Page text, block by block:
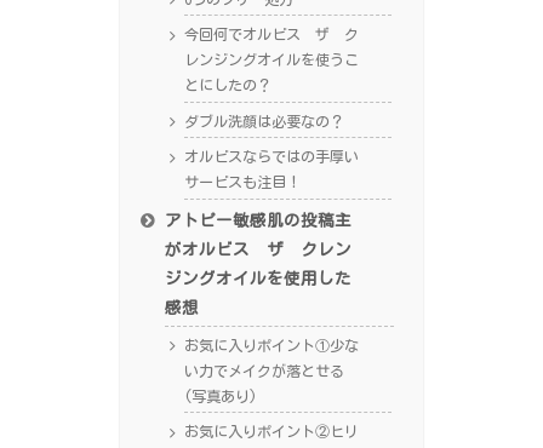
今回何でオルビス ザ ク
レンジングオイルを使うこ
とにしたの？
ダブル洗顔は必要なの？
オルビスならではの手厚い
サービスも注目！
アトピー敏感肌の投稿主
がオルビス ザ クレン
ジングオイルを使用した
感想
お気に入りポイント①少な
い力でメイクが落とせる
(写真あり)
お気に入りポイント②ヒリ